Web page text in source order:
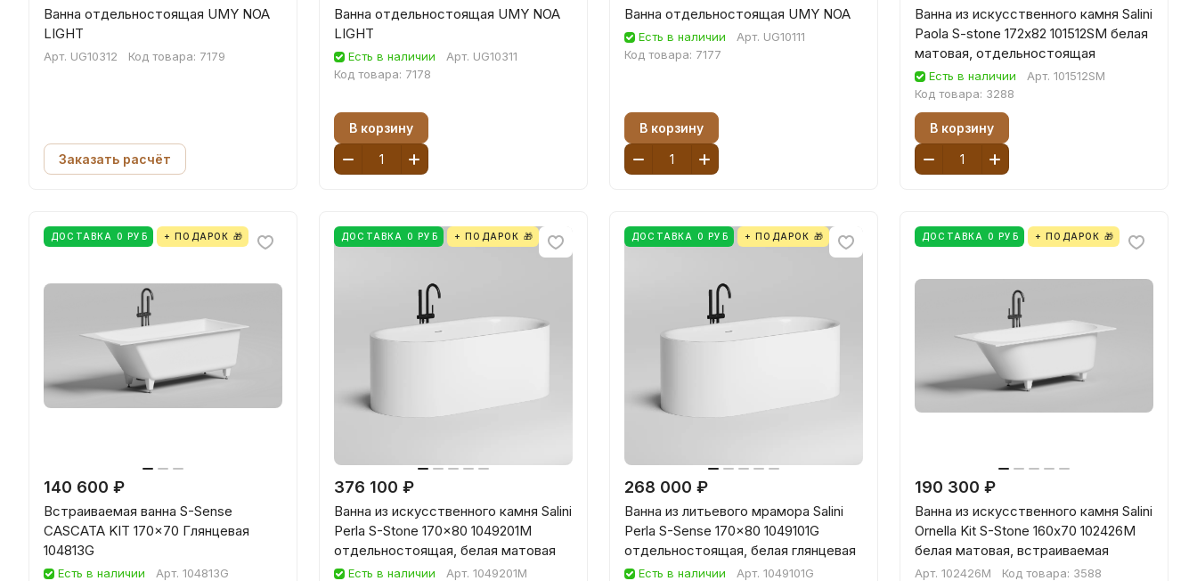
Ванна отдельностоящая UMY NOA
LIGHT
Арт. UG10312 Код товара: 7179
Заказать расчёт
Ванна отдельностоящая UMY NOA
LIGHT
Есть в наличии Арт. UG10311
Код товара: 7178
В корзину
Ванна отдельностоящая UMY NOA
Есть в наличии Арт. UG10111
Код товара: 7177
В корзину
Ванна из искусственного камня Salini
Paola S-stone 172х82 101512SM белая
матовая, отдельностоящая
Есть в наличии Арт. 101512SM
Код товара: 3288
В корзину
ДОСТАВКА 0 РУБ + ПОДАРОК 🎁
140 600 ₽
Встраиваемая ванна S-Sense
CASCATA KIT 170x70 Глянцевая
104813G
Есть в наличии Арт. 104813G
ДОСТАВКА 0 РУБ + ПОДАРОК 🎁
376 100 ₽
Ванна из искусственного камня Salini
Perla S-Stone 170x80 1049201M
отдельностоящая, белая матовая
Есть в наличии Арт. 1049201M
ДОСТАВКА 0 РУБ + ПОДАРОК 🎁
268 000 ₽
Ванна из литьевого мрамора Salini
Perla S-Sense 170x80 1049101G
отдельностоящая, белая глянцевая
Есть в наличии Арт. 1049101G
ДОСТАВКА 0 РУБ + ПОДАРОК 🎁
190 300 ₽
Ванна из искусственного камня Salini
Ornella Kit S-Stone 160х70 102426M
белая матовая, встраиваемая
Арт. 102426M Код товара: 3588